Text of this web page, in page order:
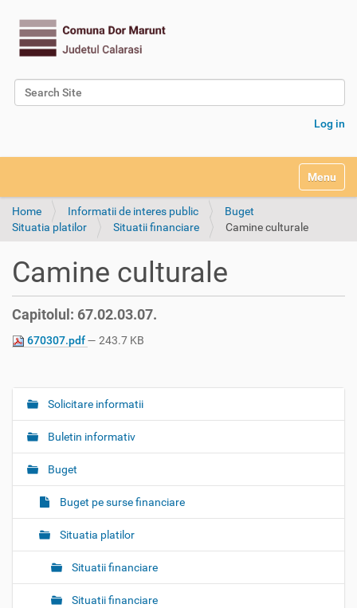
Search Site
Log in
Toggle
Home Informatii de interes public
Buget
Situatia platilor
Situatii financiare Camine culturale
Camine culturale
Capitolul: 67.02.03.07.
670307.pdf— 243.7 KB
N
i
g
i
n
Solicitare informatii
Buletin informativ
Buget
Buget pe surse financiare
Situatia platilor
Situatii financiare
Situatii financiare